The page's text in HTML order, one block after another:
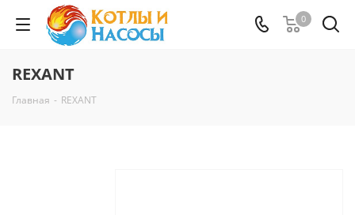
0
REXANT
Главная - REXANT